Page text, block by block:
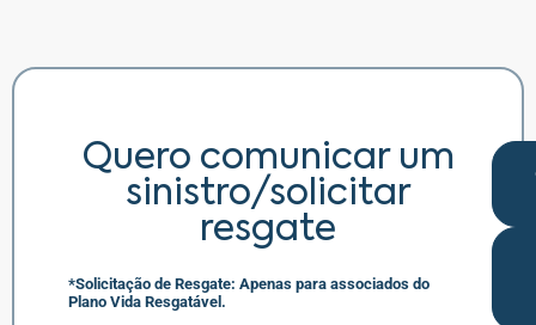
Quero comunicar um
sinistro/solicitar
resgate
*Solicitação de Resgate: Apenas para associados do
Plano Vida Resgatável.